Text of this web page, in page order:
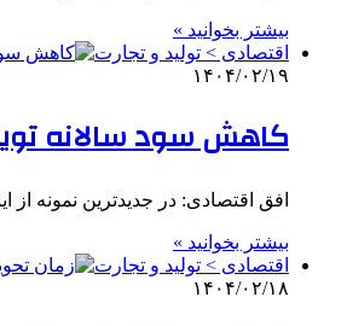
بیشتر بخوانید »
اقتصادی > تولید و تجارت
۱۴۰۴/۰۲/۱۹
کاهش سود سالانه
افق اقتصادی: در جدیدترین نمونه
بیشتر بخوانید »
اقتصادی > تولید و تجارت
۱۴۰۴/۰۲/۱۸